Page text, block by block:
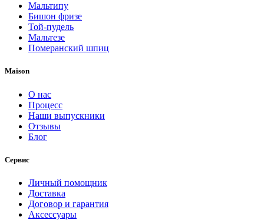
Мальтипу
Бишон фризе
Той-пудель
Мальтезе
Померанский шпиц
Maison
О нас
Процесс
Наши выпускники
Отзывы
Блог
Сервис
Личный помощник
Доставка
Договор и гарантия
Аксессуары